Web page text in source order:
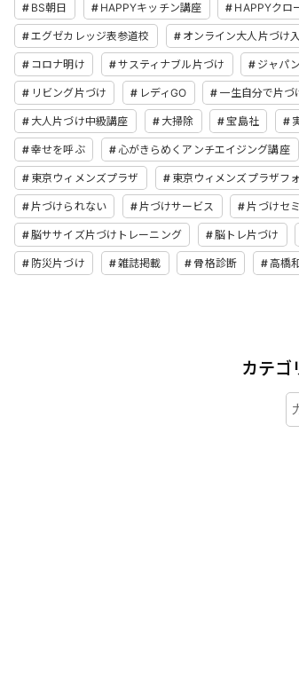
BS朝日 HAPPYキッチン講座 HAPPYクロ
エグゼカレッジ表参道校 オンライン大人片づけ
コロナ明け サスティナブル片づけ ジャパ
リビング片づけ レディGO 一生自分で片づ
大人片づけ中級講座 大掃除 宝島社
幸せを呼ぶ 心がきらめくアンチエイジング講座
東京ウィメンズプラザ 東京ウィメンズプラザフ
片づけられない 片づけサービス 片づけセ
脳ササイズ片づけトレーニング 脳トレ片づけ
防災片づけ 雑誌掲載 骨格診断 高橋
カテゴ